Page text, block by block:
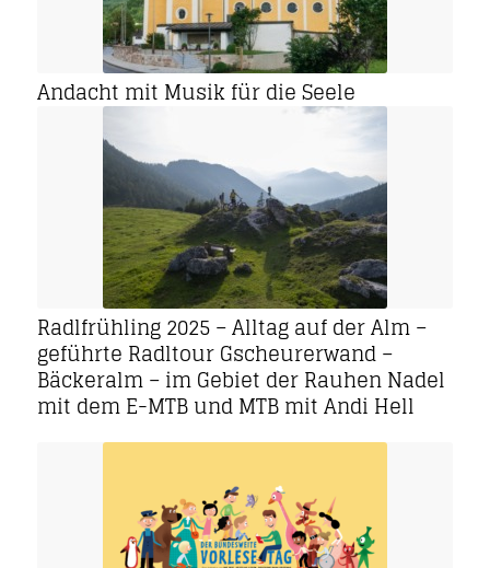
Andacht mit Musik für die Seele
Radlfrühling 2025 – Alltag auf der Alm –
geführte Radltour Gscheurerwand –
Bäckeralm – im Gebiet der Rauhen Nadel
mit dem E-MTB und MTB mit Andi Hell